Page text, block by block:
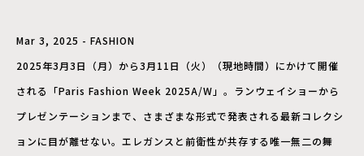
Mar 3, 2025 - FASHION
2025年3月3日（月）から3月11日（火）（現地時間）にかけて開催
される「Paris Fashion Week 2025A/W」。ランウェイショーから
プレゼンテーションまで、さまざまな形式で発表される最新コレクシ
ョンに目が離せない。エレガンスと前衛性が共存する唯一無二の舞